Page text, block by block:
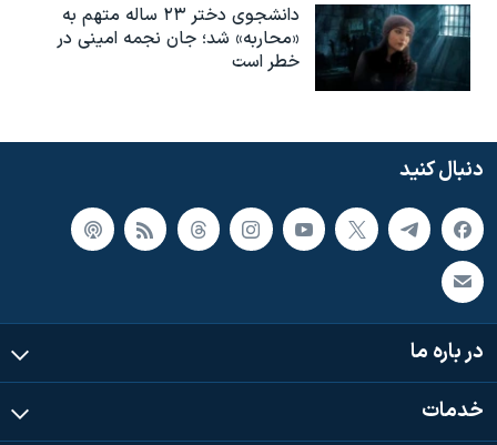
دانشجوی دختر ۲۳ ساله متهم به
«محاربه» شد؛ جان نجمه امینی در
خطر است
دنبال کنید
در باره ما
خدمات